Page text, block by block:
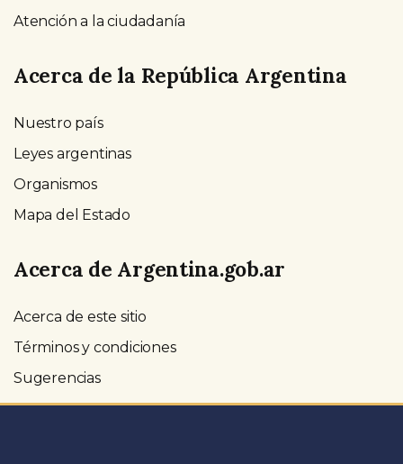
Atención a la ciudadanía
Acerca de la República Argentina
Nuestro país
Leyes argentinas
Organismos
Mapa del Estado
Acerca de Argentina.gob.ar
Acerca de este sitio
Términos y condiciones
Sugerencias